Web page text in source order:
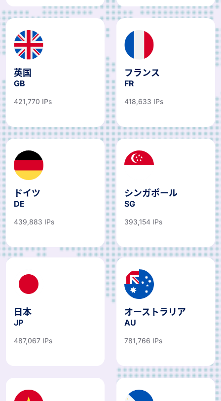
英国
GB
421,770 IPs
フランス
FR
418,633 IPs
ドイツ
DE
439,883 IPs
シンガポール
SG
393,154 IPs
日本
JP
487,067 IPs
オーストラリア
AU
781,766 IPs